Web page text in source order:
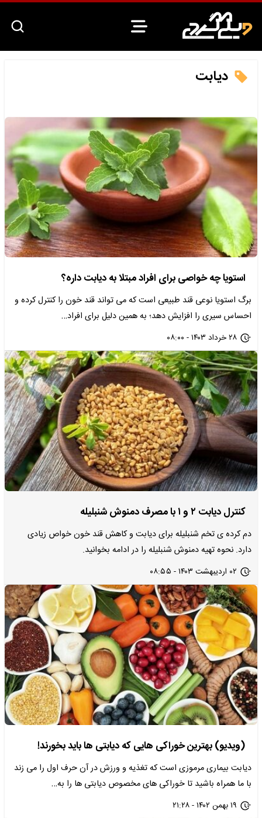
دیابت
استویا چه خواصی برای افراد مبتلا به دیابت داره؟
برگ استویا نوعی قند طبیعی است که می تواند قند خون را کنترل کرده و
احساس سیری را افزایش دهد؛ به همین دلیل برای افراد…
۲۸ خرداد ۱۴۰۳ - ۰۸:۰۰
کنترل دیابت ۲ و ۱ با مصرف دمنوش شنبلیله
دم کرده ی تخم شنبلیله برای دیابت و کاهش قند خون خواص زیادی
دارد. نحوه تهیه دمنوش شنبلیله را در ادامه بخوانید.
۰۲ اردیبهشت ۱۴۰۳ - ۰۸:۵۵
(ویدیو) بهترین خوراکی هایی که دیابتی ها باید بخورند!
دیابت بیماری مرموزی است که تغذیه و ورزش در آن حرف اول را می زند
با ما همراه باشید تا خوراکی های مخصوص دیابتی ها را به…
۱۹ بهمن ۱۴۰۲ - ۲۱:۲۸